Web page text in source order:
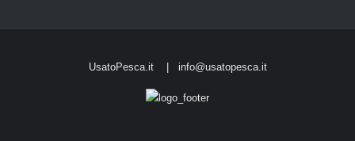
UsatoPesca.it | info@usatopesca.it